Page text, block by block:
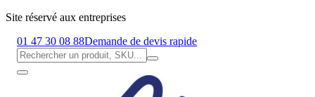
Site réservé aux entreprises
01 47 30 08 88Demande de devis rapide